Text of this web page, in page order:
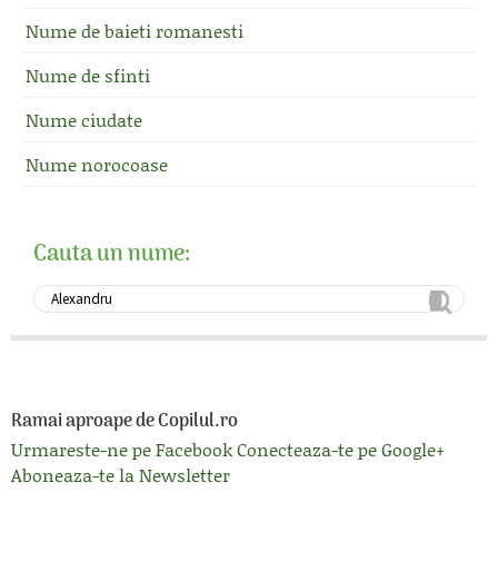
Nume de baieti romanesti
Nume de sfinti
Nume ciudate
Nume norocoase
Cauta un nume:
Ramai aproape de Copilul.ro
Urmareste-ne pe FacebookConecteaza-te pe Google+
Aboneaza-te la Newsletter